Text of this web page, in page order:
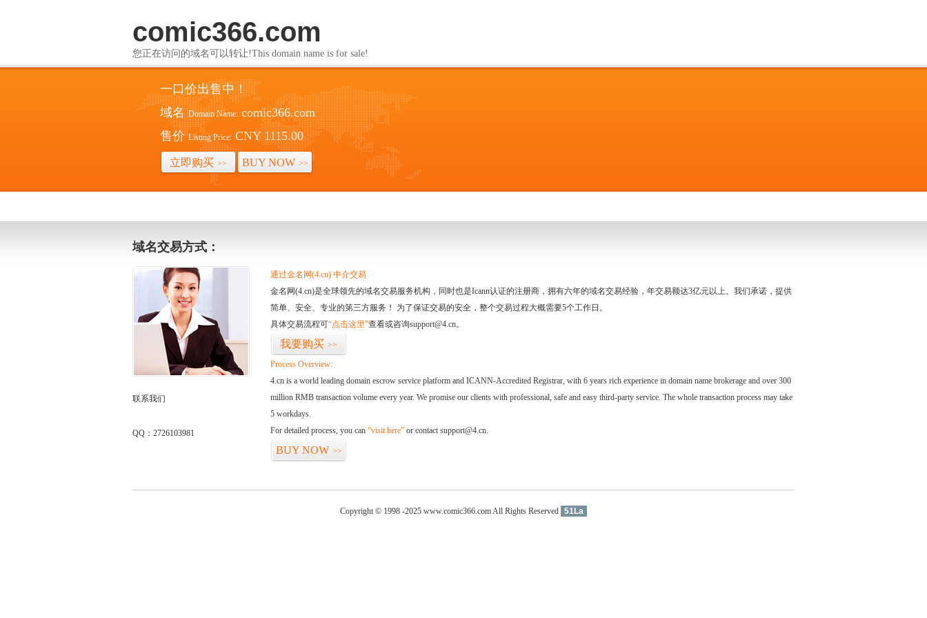
comic366.com
您正在访问的域名可以转让!This domain name is for sale!
一口价出售中！
域名 Domain Name: comic366.com
售价 Listing Price: CNY 1115.00
立即购买 >> BUY NOW >>
域名交易方式：
联系我们
QQ：2726103981
通过金名网(4.cn) 中介交易
金名网(4.cn)是全球领先的域名交易服务机构，同时也是Icann认证的注册商，拥有六年的域名交易经验，年交易额达3亿元以上。我们承诺，提供
简单、安全、专业的第三方服务！ 为了保证交易的安全，整个交易过程大概需要5个工作日。
具体交易流程可“点击这里”查看或咨询support@4.cn。
我要购买 >>
Process Overview:
4.cn is a world leading domain escrow service platform and ICANN-Accredited Registrar, with 6 years rich experience in domain name brokerage and over 300
million RMB transaction volume every year. We promise our clients with professional, safe and easy third-party service. The whole transaction process may take
5 workdays.
For detailed process, you can “visit here” or contact support@4.cn.
BUY NOW >>
Copyright © 1998 -2025 www.comic366.com All Rights Reserved 51La